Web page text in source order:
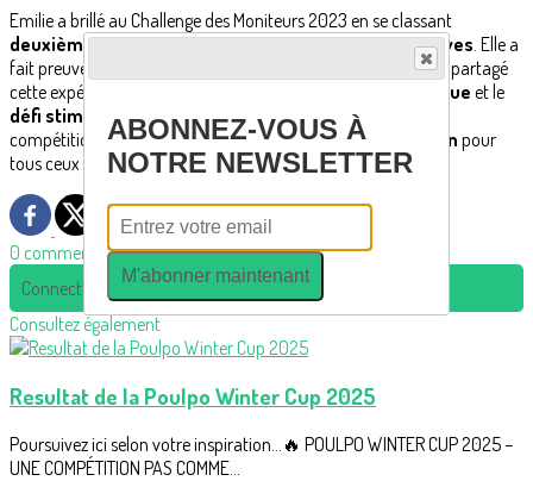
Emilie a brillé au Challenge des Moniteurs 2023 en se classant
deuxième après une série de six victoires consécutives. Elle a
fait preuve de
dans un super snowpark et a partagé
cette expérience avec sa fille Mia. L'
électrique et le
défi stimulant , offrant uneexpérience de partage
compétition inoubliable. Un véritable exemple demotivation pour
tous ceux qui cherchent àse dépasser dans leur passion.
0 commentaire(s)
Connectez-vous pour laisser un commentaire
Consultez également
Resultat de la Poulpo Winter Cup 2025
Poursuivez ici selon votre inspiration...🔥 POULPO WINTER CUP 2025 –
UNE COMPÉTITION PAS COMME...
ABONNEZ-VOUS À
NOTRE NEWSLETTER
M'abonner maintenant